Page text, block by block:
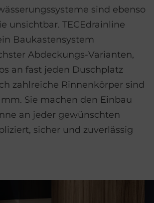
sind ebenso
unsichtbar. TECEdrainline
Baukastensystem
Abdeckungs-Varianten,
an fast jeden Duschplatz
zahlreiche Rinnenkörper sind
Sie machen den Einbau
an jeder gewünschten
sicher und zuverlässig